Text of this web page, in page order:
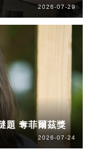
2026-07-29
題 奪菲爾茲獎
2026-07-24